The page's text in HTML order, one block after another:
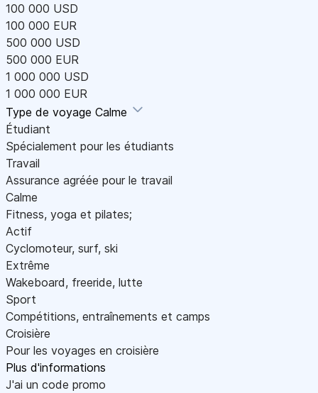
100 000 USD
100 000 EUR
500 000 USD
500 000 EUR
1 000 000 USD
1 000 000 EUR
Type de voyage Calme
Étudiant
Spécialement pour les étudiants
Travail
Assurance agréée pour le travail
Calme
Fitness, yoga et pilates;
Actif
Cyclomoteur, surf, ski
Extrême
Wakeboard, freeride, lutte
Sport
Compétitions, entraînements et camps
Croisière
Pour les voyages en croisière
Plus d'informations
J'ai un code promo